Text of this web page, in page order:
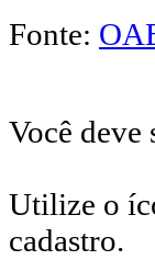
Fonte:
Você deve
Utilize o
cadastro.